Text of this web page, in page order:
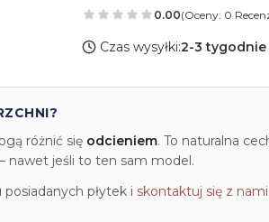
0.00(Oceny: 0
Czas wysyłki:2-3 tygodnie
różnić się odcieniem. To naturalna
nawet jeśli to ten sam model.
płytek i skontaktuj się z nami